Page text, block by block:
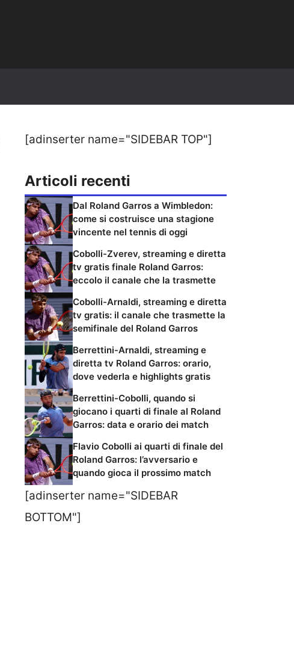
[adinserter name="SIDEBAR TOP"]
Articoli recenti
Dal Roland Garros a Wimbledon:
come si costruisce una stagione
vincente nel tennis di oggi
Cobolli-Zverev, streaming e diretta
tv gratis finale Roland Garros:
eccolo il canale che la trasmette
Cobolli-Arnaldi, streaming e diretta
tv gratis: il canale che trasmette la
semifinale del Roland Garros
Berrettini-Arnaldi, streaming e
diretta tv Roland Garros: orario,
dove vederla e highlights gratis
Berrettini-Cobolli, quando si
giocano i quarti di finale al Roland
Garros: data e orario dei match
Flavio Cobolli ai quarti di finale del
Roland Garros: l’avversario e
quando gioca il prossimo match
[adinserter name="SIDEBAR
BOTTOM"]